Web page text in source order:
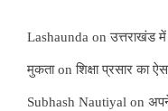
Lashaunda onउत्तराखंड में
मुकताonशिक्षा प्रसार का
Subhash Nautiyal on